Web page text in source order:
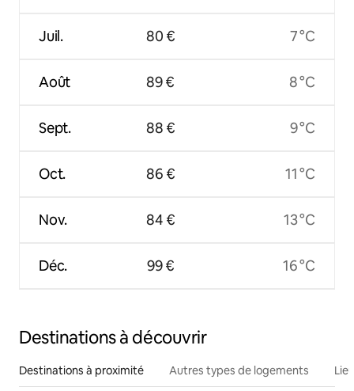
Juil.
Août
Sept.
Oct.
Nov.
Déc.
80 €
89 €
88 €
86 €
84 €
99 €
7 °C
8 °C
9 °C
11 °C
13 °C
16 °C
Destinations à découvrir
Destinations à proximité Autres types de logements